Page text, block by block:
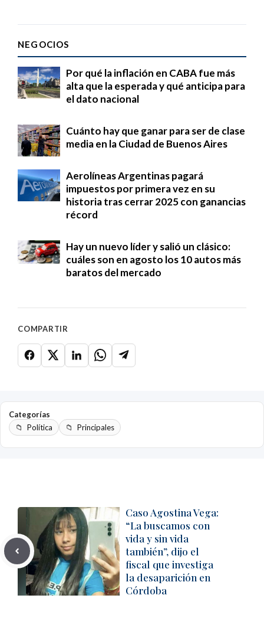
NEGOCIOS
Por qué la inflación en CABA fue más
alta que la esperada y qué anticipa para
el dato nacional
Cuánto hay que ganar para ser de clase
media en la Ciudad de Buenos Aires
Aerolíneas Argentinas pagará
impuestos por primera vez en su
historia tras cerrar 2025 con ganancias
récord
Hay un nuevo líder y salió un clásico:
cuáles son en agosto los 10 autos más
baratos del mercado
COMPARTIR
Categorías
Política
Principales
Caso Agostina Vega:
“La buscamos con
vida y sin vida
también”, dijo el
fiscal que investiga
la desaparición en
Córdoba